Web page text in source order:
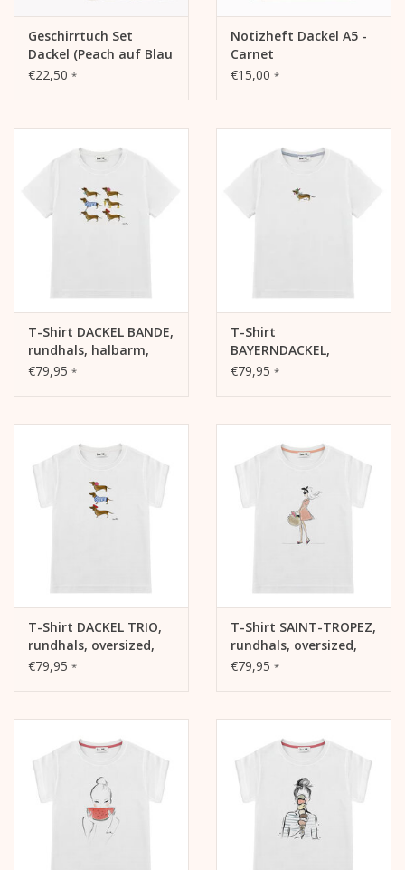
Geschirrtuch Set
Dackel (Peach auf Blau
/ Weiß auf Salbei)
€22,50 *
Notizheft Dackel A5 -
Carnet
€15,00 *
T-Shirt DACKEL BANDE,
rundhals, halbarm,
oversized, lässiger
€79,95 *
T-Shirt
BAYERNDACKEL,
rundhals, oversized,
€79,95 *
T-Shirt DACKEL TRIO,
rundhals, oversized,
lässiger Schnitt,
€79,95 *
T-Shirt SAINT-TROPEZ,
rundhals, oversized,
lässiger Schnitt,
€79,95 *